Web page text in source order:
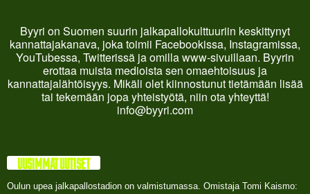
Byyri on Suomen suurin jalkapallokulttuuriin keskittynyt
kannattajakanava, joka toimii Facebookissa, Instagramissa,
YouTubessa, Twitterissä ja omilla www-sivuillaan. Byyrin
erottaa muista medioista sen omaehtoisuus ja
kannattajalähtöisyys. Mikäli olet kiinnostunut tietämään lisää
tai tekemään jopa yhteistyötä, niin ota yhteyttä!
info@byyri.com
UUSIMMAT UUTISET
Oulun upea jalkapallostadion on valmistumassa. Omistaja Tomi Kaismo: